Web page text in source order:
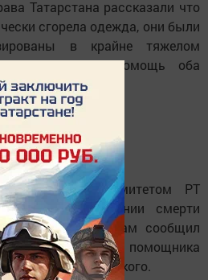
Татарстана рассказали что
сгорела одежда, они были
в крайне тяжелом
на оказанную помощь оба
часа.
комитетом РТ
дело о причинении смерти
или более лицам сообщил
на старшего помощника
РТ Андрея Шептицкого.